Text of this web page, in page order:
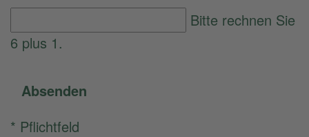
Bitte rechnen Sie
6 plus 1.
Absenden
* Pflichtfeld